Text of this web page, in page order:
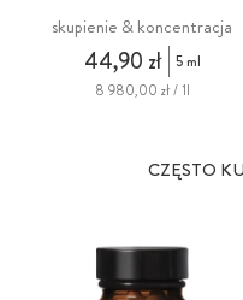
skupienie & koncentracja
44,90 zł
5 ml
8 980,00 zł / 1l
CZĘSTO